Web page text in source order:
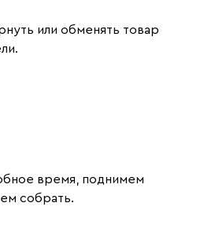
или обменять товар
время, поднимем
собрать.